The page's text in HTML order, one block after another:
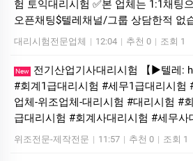
험 토익대리시험 ✅본 업체는 1:1채팅
오픈채팅$텔레채널/그룹 상담한적 없
대리시험전문업체 | 12:04 | 추천 0 | 조회 1
New
전기산업기사대리시험 【▶텔레:
#회계1급대리시험 #세무1급대리시험
업체-위조업체-대리시험 #대리시험 #
급대리시험 #회계사대리시험 #세무사
위조전문-제작전문 | 11:57 | 추천 0 | 조회 1